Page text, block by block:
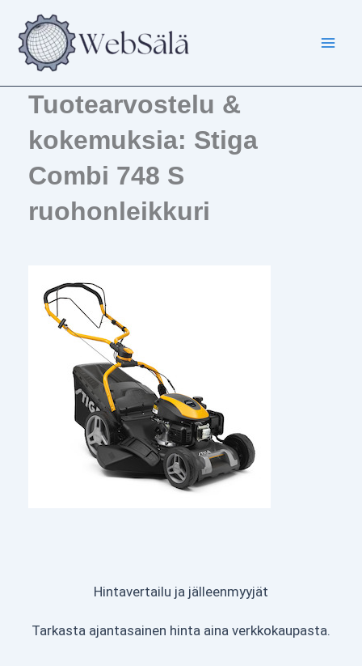
sisältöön
Tuotearvostelu &
kokemuksia: Stiga
Combi 748 S
ruohonleikkuri
Hintavertailu ja jälleenmyyjät
Tarkasta ajantasainen hinta aina verkkokaupasta.